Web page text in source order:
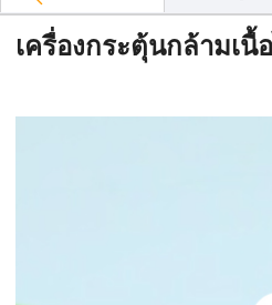
เครื่องกระตุ้นกล้ามเนื้